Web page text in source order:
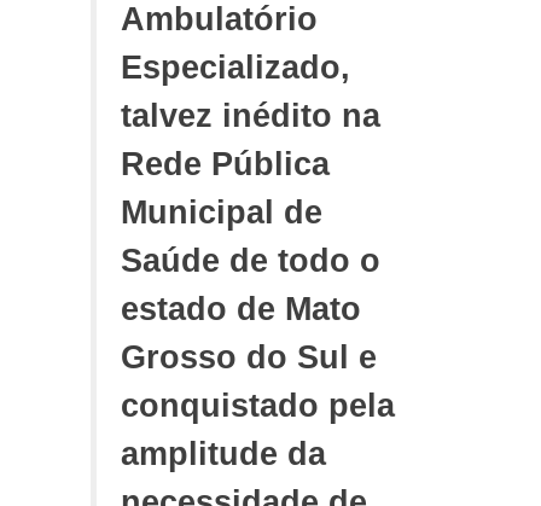
Ambulatório
Especializado,
talvez inédito na
Rede Pública
Municipal de
Saúde de todo o
estado de Mato
Grosso do Sul e
conquistado pela
amplitude da